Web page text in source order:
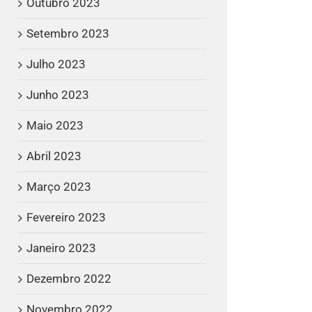
Setembro 2023
Julho 2023
Junho 2023
Maio 2023
Abril 2023
Março 2023
Fevereiro 2023
Janeiro 2023
Dezembro 2022
Novembro 2022